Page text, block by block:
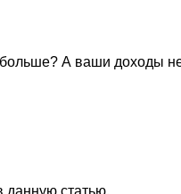
А ваши доходы
данную статью.